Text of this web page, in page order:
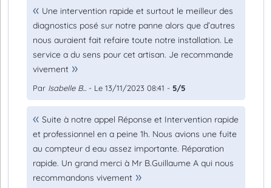
Une intervention rapide et surtout le meilleur des
diagnostics posé sur notre panne alors que d’autres
nous auraient fait refaire toute notre installation. Le
service a du sens pour cet artisan. Je recommande
vivement
Par Isabelle B... - Le 13/11/2023 08:41 - 5/5
Suite à notre appel Réponse et Intervention rapide
et professionnel en a peine 1h. Nous avions une fuite
au compteur d eau assez importante. Réparation
rapide. Un grand merci à Mr B.Guillaume A qui nous
recommandons vivement